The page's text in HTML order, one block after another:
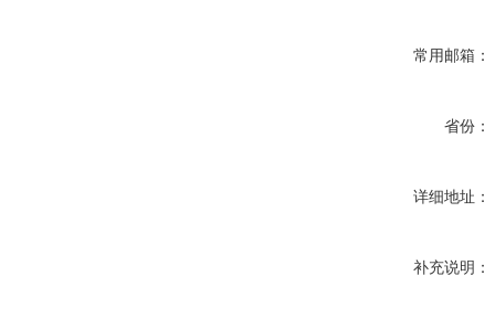
常用邮箱：
省份：
详细地址：
补充说明：